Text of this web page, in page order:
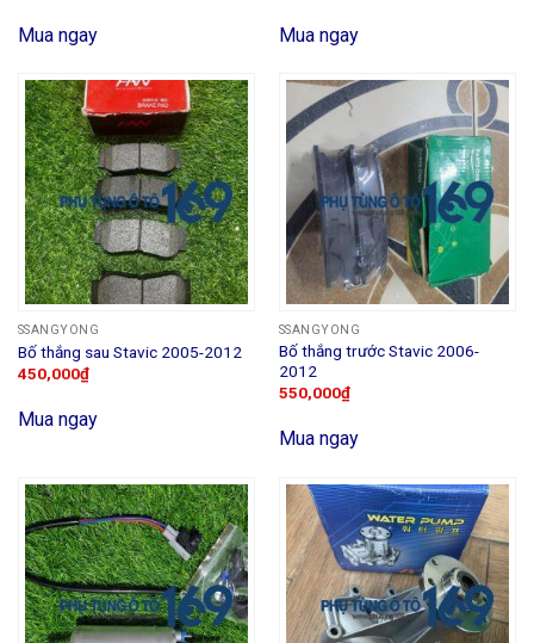
Mua ngay Mua ngay
SSANGYONG
Bố thắng sau Stavic 2005-2012
450,000₫
Mua ngay
SSANGYONG
Bố thắng trước Stavic 2006-
2012
550,000₫
Mua ngay